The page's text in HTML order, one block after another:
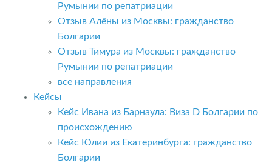
Румынии по репатриации
Отзыв Алёны из Москвы: гражданство
Болгарии
Отзыв Тимура из Москвы: гражданство
Румынии по репатриации
все направления
Кейсы
Кейс Ивана из Барнаула: Виза D Болгарии по
происхождению
Кейс Юлии из Екатеринбурга: гражданство
Болгарии